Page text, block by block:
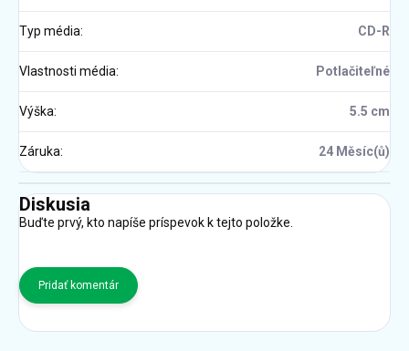
Typ média: CD-R
Vlastnosti média: Potlačiteľné
Výška: 5.5 cm
Záruka: 24 Měsíc(ů)
Diskusia
Buďte prvý, kto napíše príspevok k tejto položke.
Pridať komentár